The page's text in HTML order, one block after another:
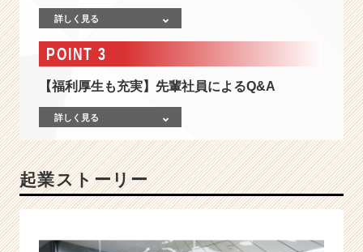
界
N
o.
の
ビ
ク
タ
を
詳しく見る
POINT 3
【福利厚生も充実】先輩社員によるQ&A
詳しく見る
起業ストーリー